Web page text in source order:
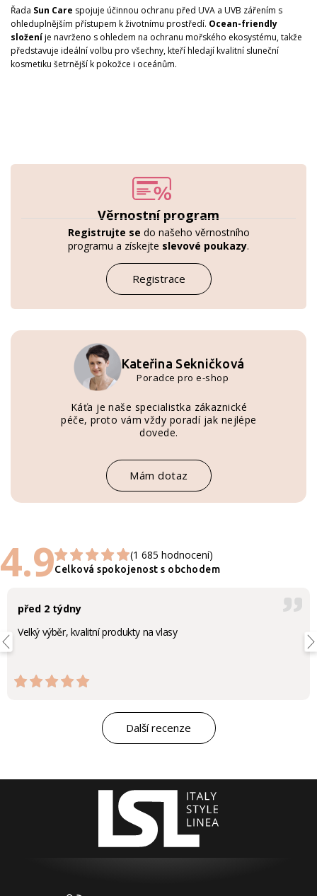
Věrnostní program
Registrujte se do našeho věrnostního
programu a získejte slevové poukazy.
Registrace
Kateřina Sekničková
Poradce pro e-shop
Káťa je naše specialistka zákaznické
péče, proto vám vždy poradí jak nejlépe
dovede.
Mám dotaz
Řada Sun Care spojuje účinnou ochranu před UVA a UVB zářením s
ohleduplnějším přístupem k životnímu prostředí. Ocean-friendly
složeníje navrženo s ohledem na ochranu mořského ekosystému, takže
představuje ideální volbu pro všechny, kteří hledají kvalitní sluneční
kosmetiku šetrnější k pokožce i oceánům.
4.9 (1 685 hodnocení)
Celková spokojenost s obchodem
před 2 týdny
Velký výběr, kvalitní produkty na vlasy
Další recenze